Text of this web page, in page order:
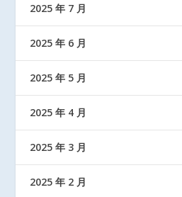
2025 年 7 月
2025 年 6 月
2025 年 5 月
2025 年 4 月
2025 年 3 月
2025 年 2 月